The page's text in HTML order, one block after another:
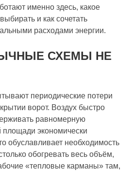
именно здесь, какое
и как сочетать
расходами энергии.
СХЕМЫ НЕ
периодические потери
ворот. Воздух быстро
равномерную
площади экономически
обуславливает необходимость
обогревать весь объём,
«тепловые карманы» там,